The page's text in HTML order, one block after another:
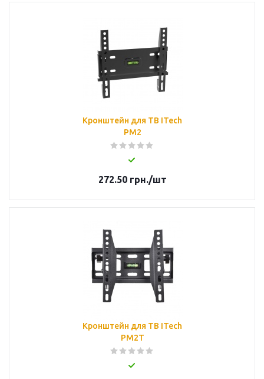
Кронштейн для ТВ ITech
PM2
272.50грн./шт
Кронштейн для ТВ ITech
PM2T